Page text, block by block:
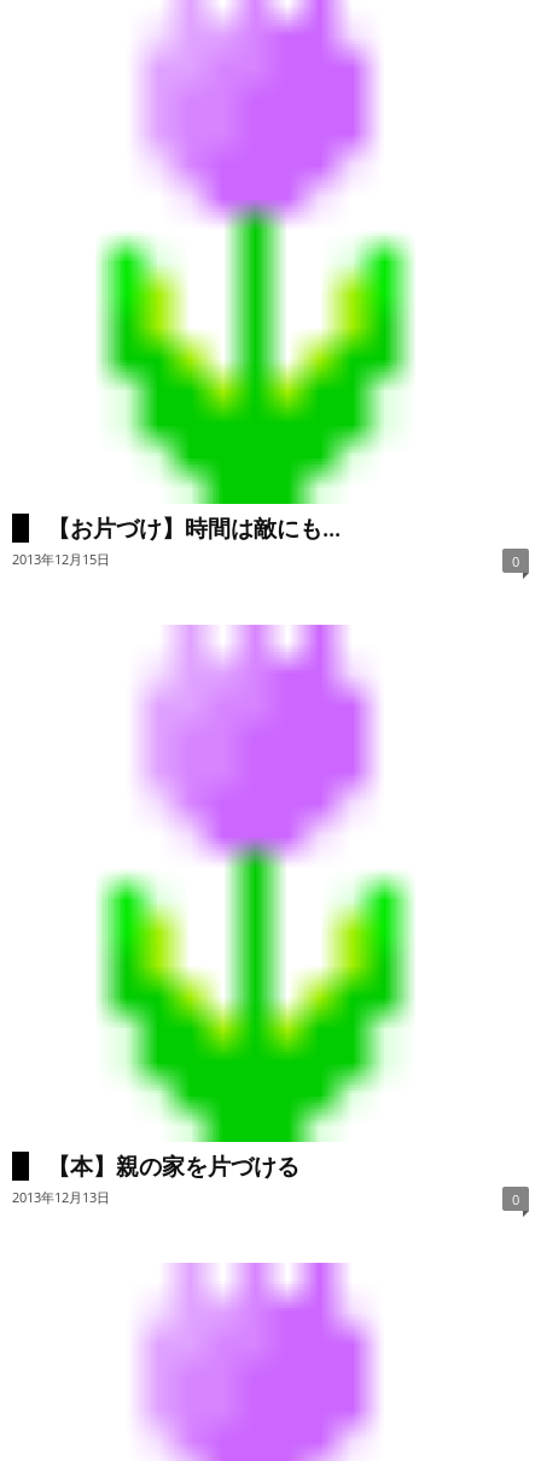
【お片づけ】時間は敵にも...
2013年12月15日 0
【本】親の家を片づける
2013年12月13日 0